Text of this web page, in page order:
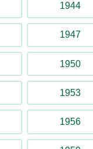
1944
1947
1950
1953
1956